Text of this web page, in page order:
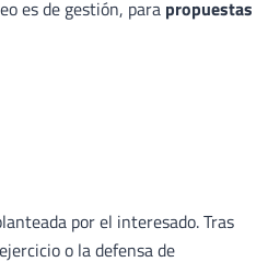
es de gestión, para propuestas
por el interesado. Tras
o la defensa de